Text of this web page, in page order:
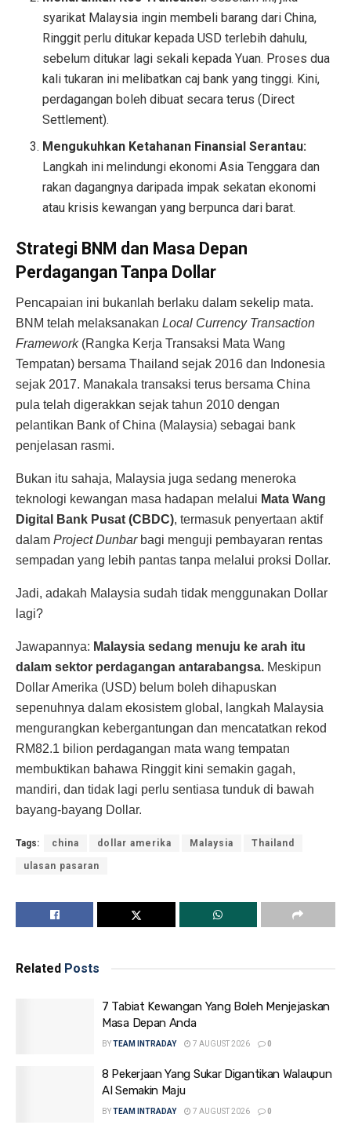
syarikat Malaysia ingin membeli barang dari China,
Ringgit perlu ditukar kepada USD terlebih dahulu,
sebelum ditukar lagi sekali kepada Yuan. Proses dua
kali tukaran ini melibatkan caj bank yang tinggi. Kini,
perdagangan boleh dibuat secara terus (Direct
Settlement).
Mengukuhkan Ketahanan Finansial Serantau:
Langkah ini melindungi ekonomi Asia Tenggara dan
rakan dagangnya daripada impak sekatan ekonomi
atau krisis kewangan yang berpunca dari barat.
Strategi BNM dan Masa Depan
Perdagangan Tanpa Dollar
Pencapaian ini bukanlah berlaku dalam sekelip mata.
BNM telah melaksanakan Local Currency Transaction
Framework(Rangka Kerja Transaksi Mata Wang
Tempatan) bersama Thailand sejak 2016 dan Indonesia
sejak 2017. Manakala transaksi terus bersama China
pula telah digerakkan sejak tahun 2010 dengan
pelantikan Bank of China (Malaysia) sebagai bank
penjelasan rasmi.
Bukan itu sahaja, Malaysia juga sedang meneroka
teknologi kewangan masa hadapan melalui Mata Wang
Digital Bank Pusat (CBDC), termasuk penyertaan aktif
dalam Project Dunbarbagi menguji pembayaran rentas
sempadan yang lebih pantas tanpa melalui proksi Dollar.
Jadi, adakah Malaysia sudah tidak menggunakan Dollar
lagi?
Jawapannya: Malaysia sedang menuju ke arah itu
dalam sektor perdagangan antarabangsa. Meskipun
Dollar Amerika (USD) belum boleh dihapuskan
sepenuhnya dalam ekosistem global, langkah Malaysia
mengurangkan kebergantungan dan mencatatkan rekod
RM82.1 bilion perdagangan mata wang tempatan
membuktikan bahawa Ringgit kini semakin gagah,
mandiri, dan tidak lagi perlu sentiasa tunduk di bawah
bayang-bayang Dollar.
Tags: china dollar amerika Malaysia Thailand
ulasan pasaran
Related Posts
7 Tabiat Kewangan Yang Boleh Menjejaskan
Masa Depan Anda
BYTEAM INTRADAY 7 AUGUST 2026 0
8 Pekerjaan Yang Sukar Digantikan Walaupun
AI Semakin Maju
BY TEAM INTRADAY 7 AUGUST 2026 0